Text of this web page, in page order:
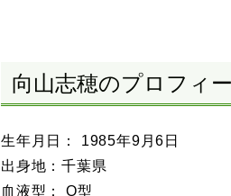
向山志穂のプロフィ
生年月日： 1985年9月6日
出身地：千葉県
血液型： O型